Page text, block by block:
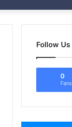
Follow Us
0
Fans